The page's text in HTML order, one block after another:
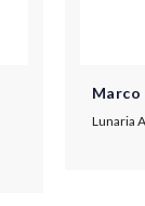
Marco
Lunaria